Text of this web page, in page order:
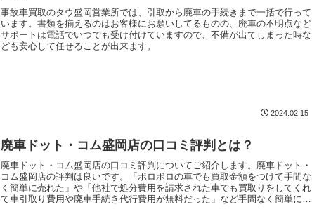
事故車買取のタウ盛岡営業所では、引取から廃車の手続きまで一括で行って
います。書類を揃えるのはお客様にお願いしてるものの、廃車の不明点など
サポートは電話でいつでも受け付けていますので、不備が出てしまった時な
ども安心して任せることが出来ます。
2024.02.15
廃車ドット・コム盛岡店の口コミ評判とは？
廃車ドット・コム盛岡店の口コミ評判についてご紹介します。廃車ドット・
コム盛岡店の評判は良いです。「ボロボロの車でも買取金額をつけて手間な
く簡単に売れた」や「他社で処分費用を請求された車でも買取りをしてくれ
て車引取り費用や廃車手続き代行費用が無料だった」など手間なく簡単に買